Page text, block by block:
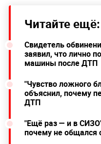
Читайте ещё:
Свидетель
заявил, что лично
машины после ДТП
"Чувство ложного
объяснил, почему
ДТП
"Ещё раз — и в
почему не общался